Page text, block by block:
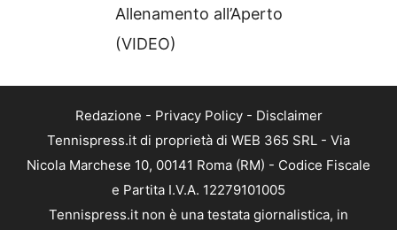
Allenamento all’Aperto
(VIDEO)
Redazione - Privacy Policy- Disclaimer
Tennispress.it di proprietà di WEB 365 SRL - Via
Nicola Marchese 10, 00141 Roma (RM) - Codice Fiscale
e Partita I.V.A. 12279101005
Tennispress.it non è una testata giornalistica, in